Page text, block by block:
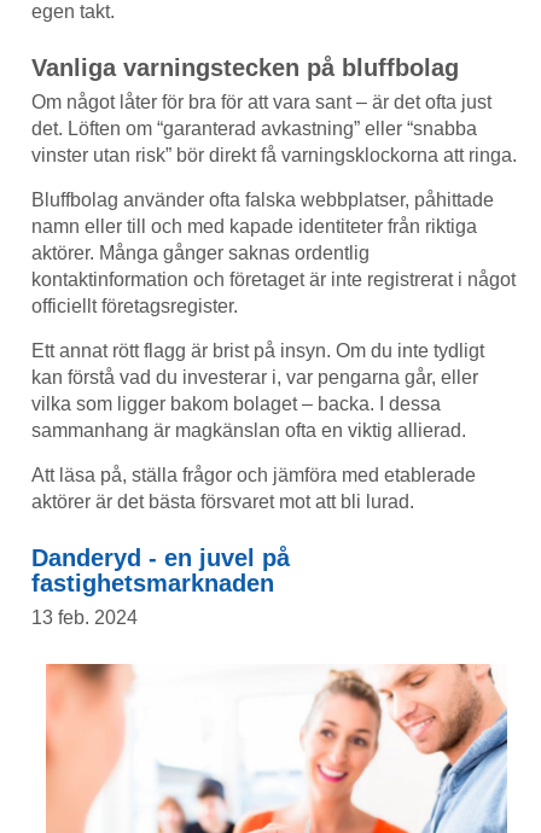
egen takt.
Vanliga varningstecken på bluffbolag
Om något låter för bra för att vara sant – är det ofta just
det. Löften om “garanterad avkastning” eller “snabba
vinster utan risk” bör direkt få varningsklockorna att ringa.
Bluffbolag använder ofta falska webbplatser, påhittade
namn eller till och med kapade identiteter från riktiga
aktörer. Många gånger saknas ordentlig
kontaktinformation och företaget är inte registrerat i något
officiellt företagsregister.
Ett annat rött flagg är brist på insyn. Om du inte tydligt
kan förstå vad du investerar i, var pengarna går, eller
vilka som ligger bakom bolaget – backa. I dessa
sammanhang är magkänslan ofta en viktig allierad.
Att läsa på, ställa frågor och jämföra med etablerade
aktörer är det bästa försvaret mot att bli lurad.
Danderyd - en juvel på
fastighetsmarknaden
13 feb. 2024